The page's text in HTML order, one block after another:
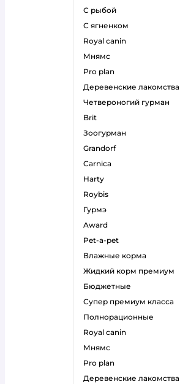
с рыбой
с ягненком
royal canin
мнямс
pro plan
деревенские лакомства
четвероногий гурман
brit
зоогурман
grandorf
carnica
harty
roybis
гурмэ
award
pet-a-pet
влажные корма
жидкий корм премиум
бюджетные
супер премиум класса
полнорационные
royal canin
мнямс
pro plan
деревенские лакомства